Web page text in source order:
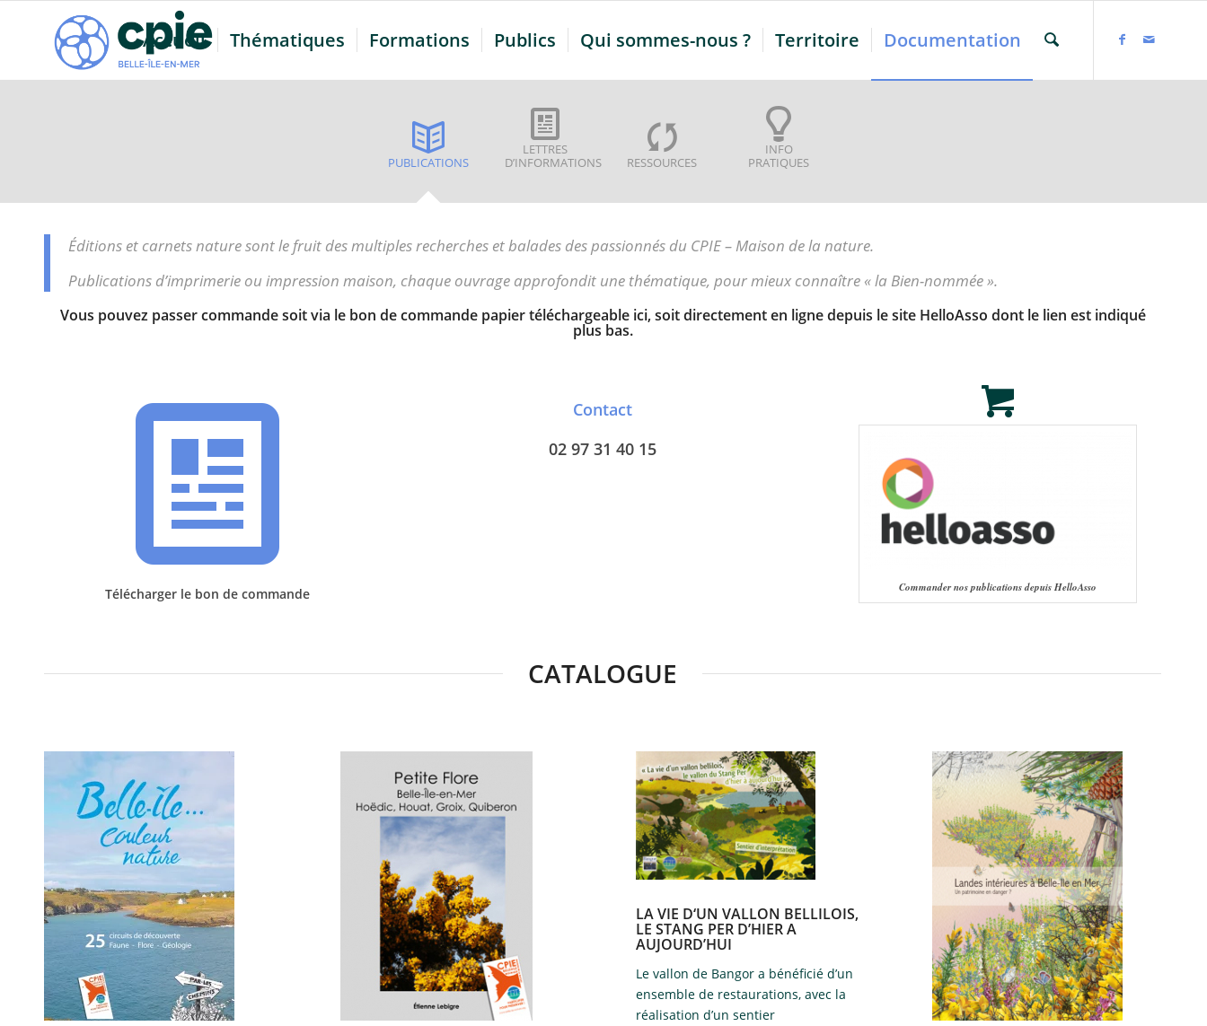
Accueil Thématiques Formations Publics Qui sommes-nous ? Territoire Documentation
PUBLICATIONS
LETTRES
D’INFORMATIONS
RESSOURCES
INFO
PRATIQUES
Éditions et carnets nature sont le fruit des multiples recherches et balades des passionnés du CPIE – Maison de la nature.
Publications d’imprimerie ou impression maison, chaque ouvrage approfondit une thématique, pour mieux connaître « la Bien-nommée ».
Vous pouvez passer commande soit via le bon de commande papier téléchargeable ici, soit directement en ligne depuis le site HelloAsso dont le lien est indiqué
plus bas.
​Télécharger le bon de commande
Contact
02 97 31 40 15
Commander nos publications depuis HelloAsso
CATALOGUE
LA VIE D‘UN VALLON BELLILOIS,
LE STANG PER D’HIER A
AUJOURD’HUI
Le vallon de Bangor a bénéficié d’un
ensemble de restaurations, avec la
réalisation d’un sentier